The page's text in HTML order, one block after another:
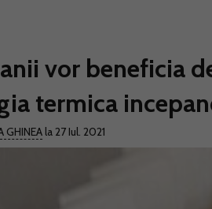
vor beneficia
termica
GHINEA la 27 Iul. 2021